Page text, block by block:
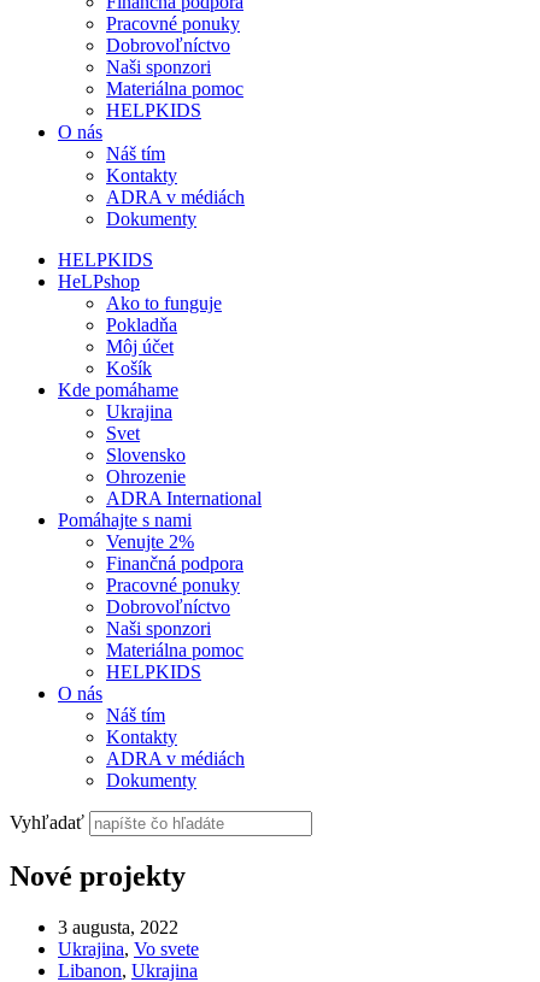
Pracovné ponuky
Dobrovoľníctvo
Naši sponzori
Materiálna pomoc
HELPKIDS
O nás
Náš tím
Kontakty
ADRA v médiách
Dokumenty
HELPKIDS
HeLPshop
Ako to funguje
Pokladňa
Môj účet
Košík
Kde pomáhame
Ukrajina
Svet
Slovensko
Ohrozenie
ADRA International
Pomáhajte s nami
Venujte 2%
Finančná podpora
Pracovné ponuky
Dobrovoľníctvo
Naši sponzori
Materiálna pomoc
HELPKIDS
O nás
Náš tím
Kontakty
ADRA v médiách
Dokumenty
Vyhľadať
Nové projekty
3 augusta, 2022
Ukrajina, Vo svete
Libanon, Ukrajina